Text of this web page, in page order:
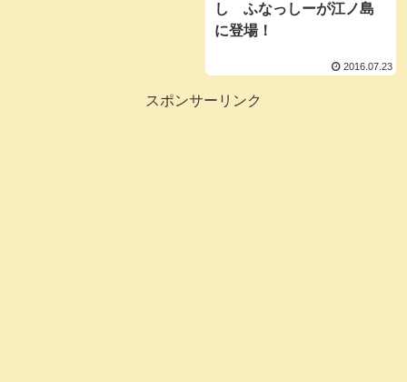
し ふなっしーが江ノ島
に登場！
2016.07.23
スポンサーリンク